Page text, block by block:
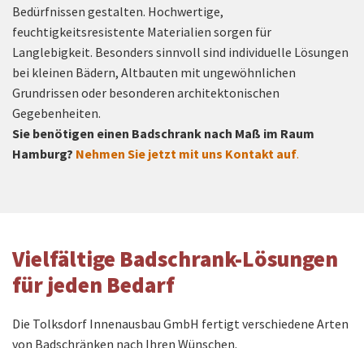
Bedürfnissen gestalten. Hochwertige,
feuchtigkeitsresistente Materialien sorgen für
Langlebigkeit. Besonders sinnvoll sind individuelle Lösungen
bei kleinen Bädern, Altbauten mit ungewöhnlichen
Grundrissen oder besonderen architektonischen
Gegebenheiten.
Sie benötigen einen Badschrank nach Maß im Raum
Hamburg? Nehmen Sie jetzt mit uns Kontakt auf.
Vielfältige Badschrank-Lösungen
für jeden Bedarf
Die Tolksdorf Innenausbau GmbH fertigt verschiedene Arten
von Badschränken nach Ihren Wünschen.